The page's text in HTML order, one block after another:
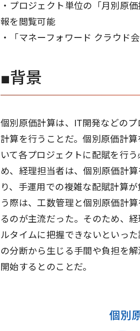
・プロジェクト単位の「月別原
報を閲覧可能
・「マネーフォワード クラウド
■背景
個別原価計算は、IT開発などの
計算を行うことだ。個別原価計
いて各プロジェクトに配賦を行
め、経理担当者は、個別原価計
り、手運用での複雑な配賦計算
う際は、工数管理と個別原価計
るのが主流だった。そのため、
ルタイムに把握できないといっ
の分断から生じる手間や負担を
開始するとのことだ。